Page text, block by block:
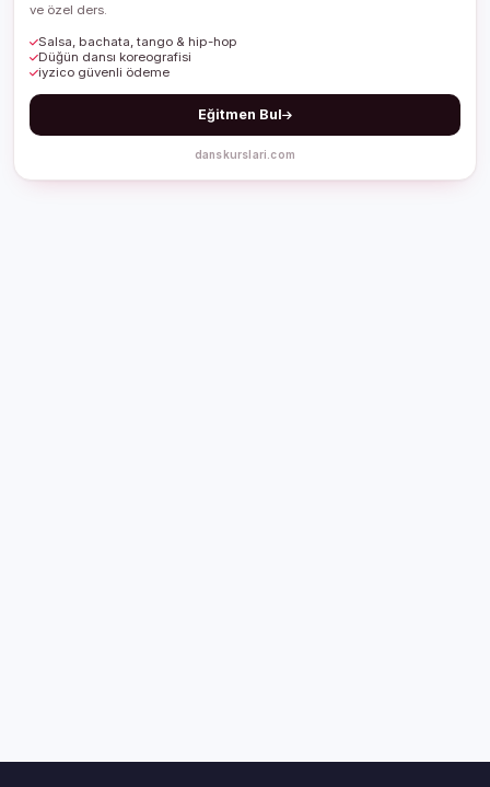
ve özel ders.
Salsa, bachata, tango & hip-hop
Düğün dansı koreografisi
iyzico güvenli ödeme
Eğitmen Bul
danskurslari.com